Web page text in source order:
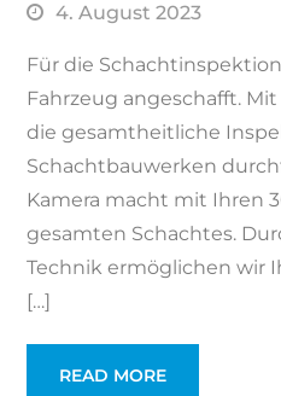
4. August 2023
Für die
Fahrzeug angeschafft.
die gesamtheitliche
Schachtbauwerken
Kamera macht mit Ihren
gesamten Schachtes.
Technik ermöglichen wir
[…]
READ MORE